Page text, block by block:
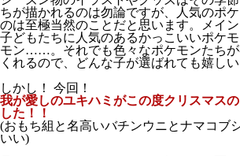
ちが描かれるのは勿論ですが、人気のポ
のは至極当然のことだと思います。メイ
子どもたちに人気のあるかっこいいポケ
モン……。それでも色々なポケモンたちが
くれるので、どんな子が選ばれても嬉しい
しかし！ 今回！
我が愛しのユキハミがこの度クリスマス
した！！
(おもち組と名高いバチンウニとナマコブ
いい)